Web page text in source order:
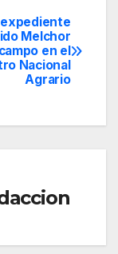
expediente
Melchor
en el
Nacional
Agrario